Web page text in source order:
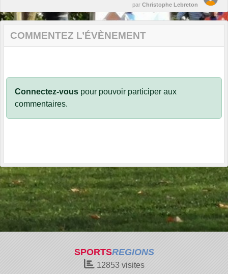
par Christophe Lebreton
COMMENTEZ L’ÉVÈNEMENT
Connectez-vous pour pouvoir participer aux
commentaires.
SPORTSREGIONS
12853visites